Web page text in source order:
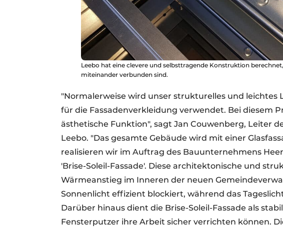
Leebo hat eine clevere und selbsttragende Konstruktion
miteinander verbunden sind.
"Normalerweise wird unser strukturelles und leichtes
für die Fassadenverkleidung verwendet. Bei diesem
ästhetische Funktion", sagt Jan Couwenberg, Leiter
Leebo. "Das gesamte Gebäude wird mit einer
realisieren wir im Auftrag des Bauunternehmens
'Brise-Soleil-Fassade'. Diese architektonische und
Wärmeanstieg im Inneren der neuen
Sonnenlicht effizient blockiert, während das
Darüber hinaus dient die Brise-Soleil-Fassade als
Fensterputzer ihre Arbeit sicher verrichten können.